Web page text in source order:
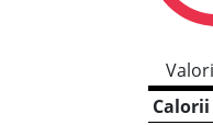
Calorii